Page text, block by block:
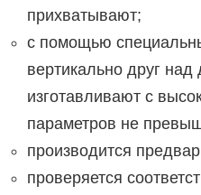
прихватывают;
с помощью
вертикально друг
изготавливают с
параметров не
производится
проверяется